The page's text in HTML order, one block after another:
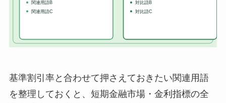
基準割引率と合わせて押さえておきたい関連用語
を整理しておくと、短期金融市場・金利指標の全